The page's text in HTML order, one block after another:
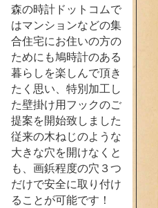
森の時計ドットコムで
はマンションなどの集
合住宅にお住いの方の
ためにも鳩時計のある
暮らしを楽しんで頂き
たく思い、特別加工し
た壁掛け用フックのご
提案を開始致しました
従来の木ねじのような
大きな穴を開けなくと
も、画鋲程度の穴３つ
だけで安全に取り付け
ることが可能です！